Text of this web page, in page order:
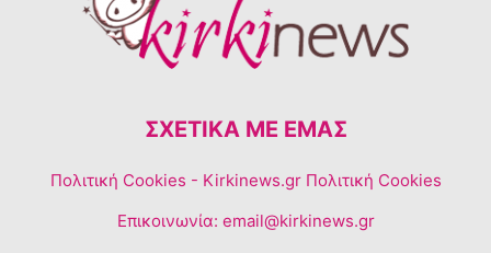
ΣΧΕΤΙΚΆ ΜΕ ΕΜΆΣ
Πολιτική Cookies - Kirkinews.gr Πολιτική Cookies
Επικοινωνία: email@kirkinews.gr